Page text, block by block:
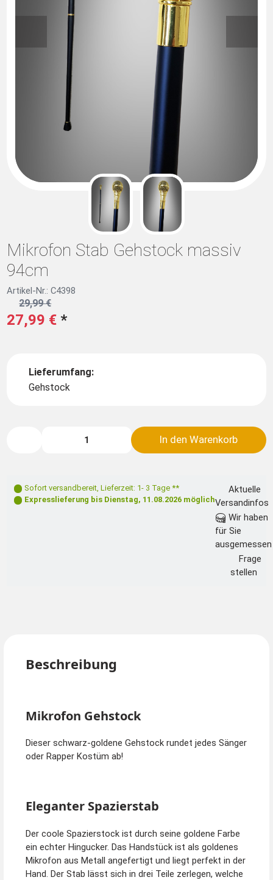
Mikrofon Stab Gehstock massiv
94cm
Artikel-Nr.: C4398
27,99 € *
29,99 €
Lieferumfang:
Gehstock
In den Warenkorb
Sofort versandbereit, Lieferzeit: 1- 3 Tage **
Expresslieferung bis Dienstag, 11.08.2026 möglich
Aktuelle
Versandinfos
für Sie
ausgemessen
Frage
stellen
Beschreibung
Mikrofon Gehstock
Dieser schwarz-goldene Gehstock rundet jedes Sänger
oder Rapper Kostüm ab!
Eleganter Spazierstab
Der coole Spazierstock ist durch seine goldene Farbe
ein echter Hingucker. Das Handstück ist als goldenes
Mikrofon aus Metall angefertigt und liegt perfekt in der
Hand. Der Stab lässt sich in drei Teile zerlegen, welche